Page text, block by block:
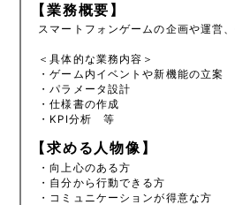
【業務概要】
スマートフォンゲームの企画や運営
＜具体的な業務内容＞
・ゲーム内イベントや新機能の立案
・パラメータ設計
・仕様書の作成
・KPI分析 等
【求める人物像】
・向上心のある方
・自分から行動できる方
・コミュニケーションが得意な方